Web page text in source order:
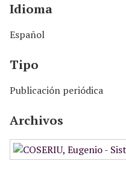
Idioma
Español
Tipo
Publicación periódica
Archivos